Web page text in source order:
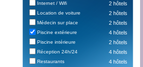
Internet / Wifi 2 hôtels
Location de voiture 2 hôtels
Médecin sur place 2 hôtels
Piscine extérieure 4 hôtels
Piscine intérieure 2 hôtels
Réception 24h/24 4 hôtels
Restaurants 4 hôtels